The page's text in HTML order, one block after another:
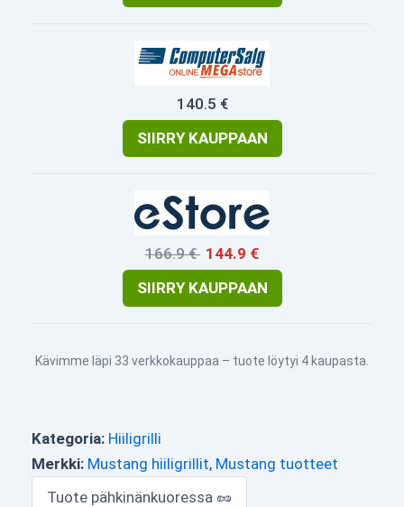
140.5 €
SIIRRY KAUPPAAN
166.9 € 144.9 €
SIIRRY KAUPPAAN
Kävimme läpi 33 verkkokauppaa – tuote löytyi 4 kaupasta.
Kategoria: Hiiligrilli
Merkki: Mustang hiiligrillit, Mustang tuotteet
Tuote pähkinänkuoressa 🥜